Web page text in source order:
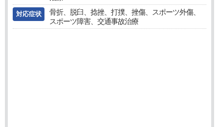
対応症状
骨折、脱臼、捻挫、打撲、挫傷、スポーツ外傷、
スポーツ障害、交通事故治療